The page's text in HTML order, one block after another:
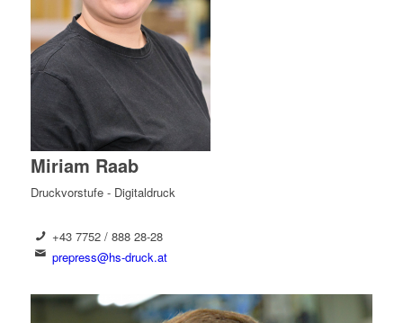
Miriam Raab
Druckvorstufe - Digitaldruck
+43 7752 / 888 28-28
prepress@hs-druck.at